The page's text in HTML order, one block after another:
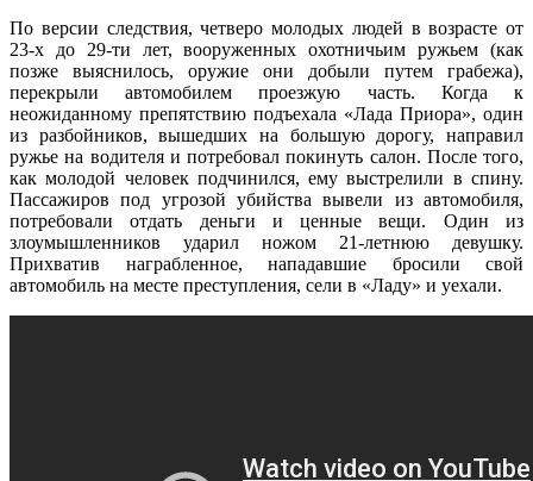
По версии следствия, четверо молодых людей в возрасте от
23-х до 29-ти лет, вооруженных охотничьим ружьем (как
позже выяснилось, оружие они добыли путем грабежа),
перекрыли автомобилем проезжую часть. Когда к
неожиданному препятствию подъехала «Лада Приора», один
из разбойников, вышедших на большую дорогу, направил
ружье на водителя и потребовал покинуть салон. После того,
как молодой человек подчинился, ему выстрелили в спину.
Пассажиров под угрозой убийства вывели из автомобиля,
потребовали отдать деньги и ценные вещи. Один из
злоумышленников ударил ножом 21-летнюю девушку.
Прихватив награбленное, нападавшие бросили свой
автомобиль на месте преступления, сели в «Ладу» и уехали.